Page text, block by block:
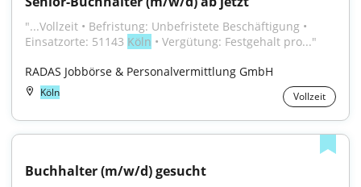
"...Vollzeit • Befristung: Unbefristete Beschäftigung •
Einsatzorte: 51143 Köln • Vergütung: Festgehalt pro..."
RADAS Jobbörse & Personalvermittlung GmbH
Köln Vollzeit
Buchhalter (m/w/d) gesucht